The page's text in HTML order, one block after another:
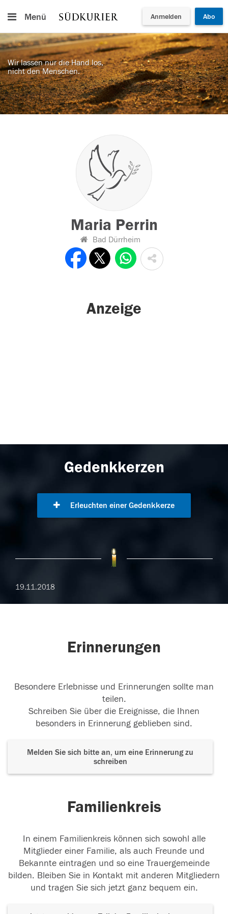
Menü Anmelden Abo
Wir lassen nur die Hand los,
nicht den Menschen.
Maria Perrin
Bad Dürrheim
Anzeige
Gedenkkerzen
Erleuchten einer Gedenkkerze
19.11.2018
Erinnerungen
Besondere Erlebnisse und Erinnerungen sollte man
teilen.
Schreiben Sie über die Ereignisse, die Ihnen
besonders in Erinnerung geblieben sind.
Melden Sie sich bitte an, um eine Erinnerung zu
schreiben
Familienkreis
In einem Familienkreis können sich sowohl alle
Mitglieder einer Familie, als auch Freunde und
Bekannte eintragen und so eine Trauergemeinde
bilden. Bleiben Sie in Kontakt mit anderen Mitgliedern
und tragen Sie sich jetzt ganz bequem ein.